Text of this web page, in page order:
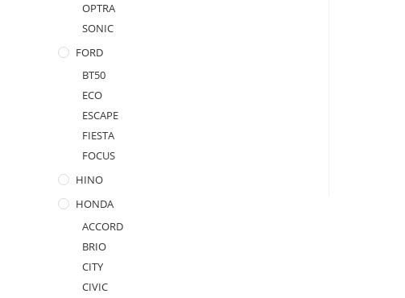
OPTRA
SONIC
FORD
BT50
ECO
ESCAPE
FIESTA
FOCUS
HINO
HONDA
ACCORD
BRIO
CITY
CIVIC